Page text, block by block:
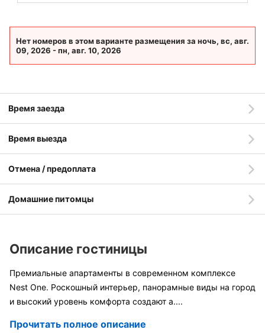
Нет номеров в этом варианте размещения за ночь, вс, авг.
09, 2026 - пн, авг. 10, 2026
Время заезда
Время выезда
Отмена / предоплата
Домашние питомцы
Описание гостиницы
Премиальные апартаменты в современном комплексе
Nest One. Роскошный интерьер, панорамные виды на город
и высокий уровень комфорта создают а....
Прочитать полное описание